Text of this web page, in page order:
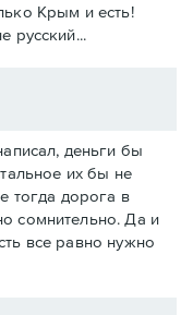
Крым и есть!
русский...
деньги бы
их бы не
тогда дорога в
сомнительно. Да и
все равно нужно